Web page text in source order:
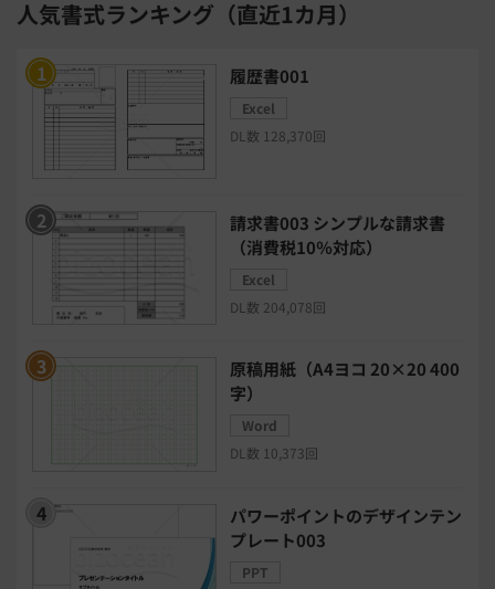
チャットボットツール
セキュリティシステム
安否確認(総務)システム 経費精算システム
日程調整システム
BIツール CTIシステム
クラウドPBX
モチベーション管理システム
人気書式ランキング（直近1カ月）
履歴書001
Excel
DL数 128,370回
請求書003 シンプルな請求書
（消費税10％対応）
Excel
DL数 204,078回
原稿用紙（A4ヨコ 20×20 400
字）
Word
DL数 10,373回
パワーポイントのデザインテン
プレート003
PPT